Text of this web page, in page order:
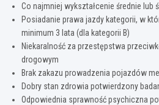
Co najmniej wykształcenie średnie lub
Posiadanie prawa jazdy kategorii, w
minimum 3 lata (dla kategorii B)
Niekaralność za przestępstwa
drogowym
Brak zakazu prowadzenia pojazdów
Dobry stan zdrowia potwierdzony
Odpowiednia sprawność psychiczna